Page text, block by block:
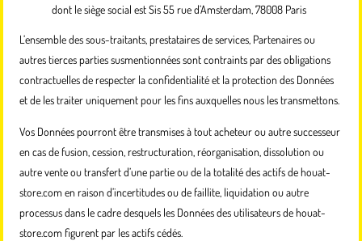
dont le siège social est Sis 55 rue d’Amsterdam, 78008 Paris
L’ensemble des sous-traitants, prestataires de services, Partenaires ou
autres tierces parties susmentionnées sont contraints par des obligations
contractuelles de respecter la confidentialité et la protection des Données
et de les traiter uniquement pour les fins auxquelles nous les transmettons.
Vos Données pourront être transmises à tout acheteur ou autre successeur
en cas de fusion, cession, restructuration, réorganisation, dissolution ou
autre vente ou transfert d’une partie ou de la totalité des actifs de houat-
store.com en raison d’incertitudes ou de faillite, liquidation ou autre
processus dans le cadre desquels les Données des utilisateurs de houat-
store.com figurent par les actifs cédés.